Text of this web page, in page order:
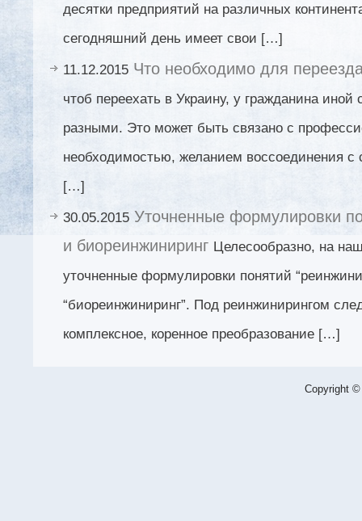
десятки предприятий на различных
сегодняшний день имеет свои […]
11.12.2015 Что необходимо для
чтоб переехать в Украину, у гражданина иной
разными. Это может быть связано с
необходимостью, желанием воссоединения
[…]
30.05.2015 Уточненные формулировки
и биореинжиниринг Целесообразно, на
уточненные формулировки понятий
“биореинжиниринг”. Под реинжинирингом
комплексное, коренное преобразование […]
Copyright ©